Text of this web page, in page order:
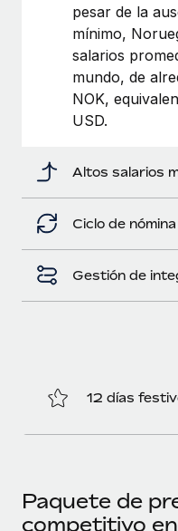
Pento se convierte
con Remote
Gestionar las nóminas
semanas en hacerlo
Más información
pesar de la
mínimo,
salarios
mundo, de
NOK,
USD.
Altos salarios
Ciclo de nómina
Gestión de
12 días
Paquete de
competitivo